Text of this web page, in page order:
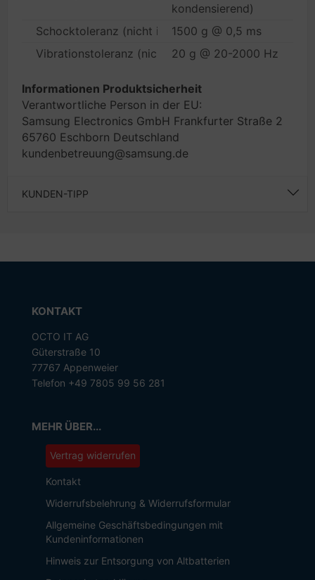
kondensierend)
Schocktoleranz (nicht in Betrieb)1500 g @ 0,5 ms
Vibrationstoleranz (nicht in Betrieb)20 g @ 20-2000 Hz
Informationen Produktsicherheit
Verantwortliche Person in der EU:
Samsung Electronics GmbH Frankfurter Straße 2
65760 Eschborn Deutschland
kundenbetreuung@samsung.de
KUNDEN-TIPP
KONTAKT
OCTO IT AG
Güterstraße 10
77767 Appenweier
Telefon +49 7805 99 56 281
MEHR ÜBER...
Vertrag widerrufen
Kontakt
Widerrufsbelehrung & Widerrufsformular
Allgemeine Geschäftsbedingungen mit
Kundeninformationen
Hinweis zur Entsorgung von Altbatterien